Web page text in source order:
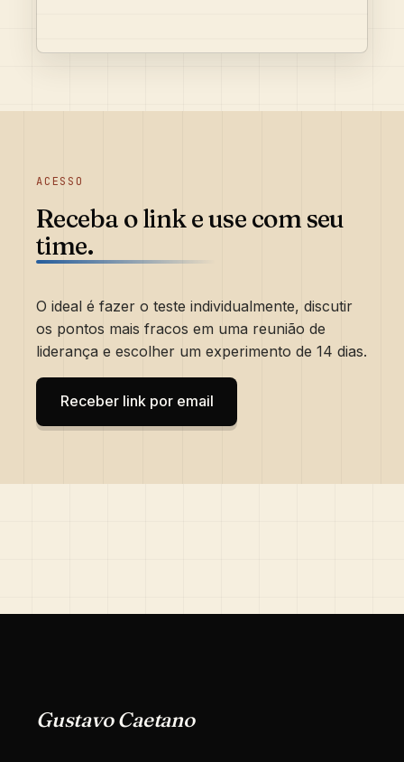
ACESSO
Receba o link e use com seu
time.
O ideal é fazer o teste individualmente, discutir
os pontos mais fracos em uma reunião de
liderança e escolher um experimento de 14 dias.
Receber link por email
Gustavo Caetano